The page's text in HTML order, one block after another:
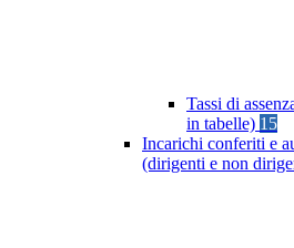
Tassi di
in tabelle) 15
Incarichi conferiti e
(dirigenti e non